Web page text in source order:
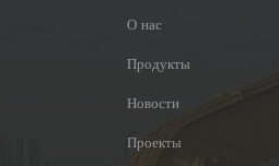
О нас
Продукты
Новости
Проекты